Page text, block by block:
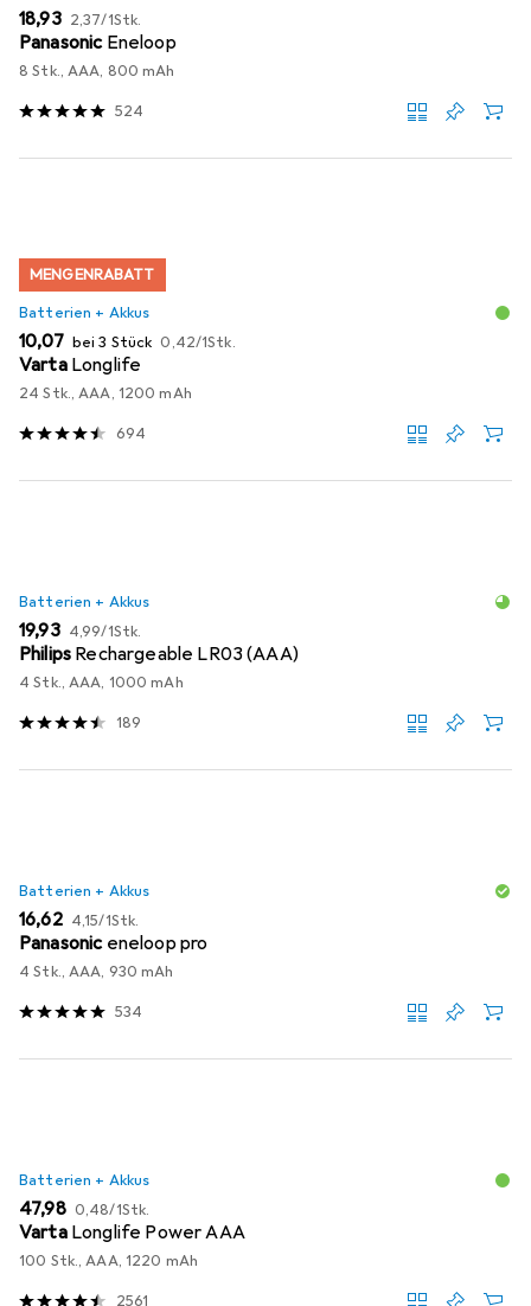
EUR
18,93 EUR
2,37/1Stk.
Panasonic Eneloop
8 Stk., AAA, 800 mAh
524
MENGENRABATT
Batterien + Akkus
EUR
10,07 bei 3 Stück EUR
0,42/1Stk.
Varta Longlife
24 Stk., AAA, 1200 mAh
694
Batterien + Akkus
EUR
19,93 EUR
4,99/1Stk.
Philips Rechargeable LR03 (AAA)
4 Stk., AAA, 1000 mAh
189
Batterien + Akkus
EUR
16,62 EUR
4,15/1Stk.
Panasonic eneloop pro
4 Stk., AAA, 930 mAh
534
Batterien + Akkus
EUR
47,98 EUR
0,48/1Stk.
Varta Longlife Power AAA
100 Stk., AAA, 1220 mAh
2561